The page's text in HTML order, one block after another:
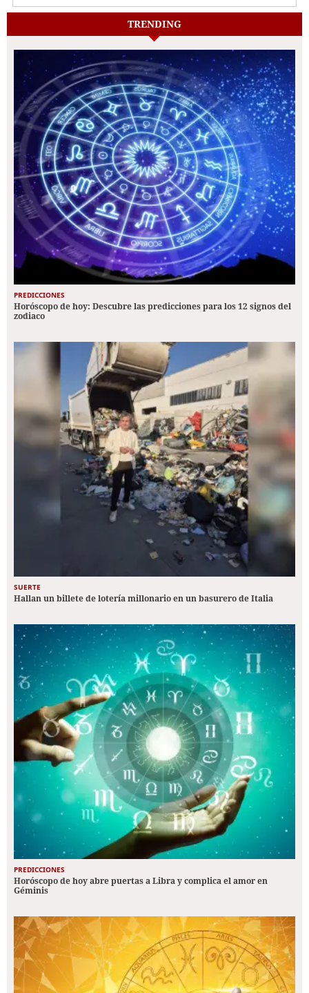
TRENDING
PREDICCIONES
Horóscopo de hoy: Descubre las predicciones para los 12 signos del
zodiaco
SUERTE
Hallan un billete de lotería millonario en un basurero de Italia
PREDICCIONES
Horóscopo de hoy abre puertas a Libra y complica el amor en
Géminis